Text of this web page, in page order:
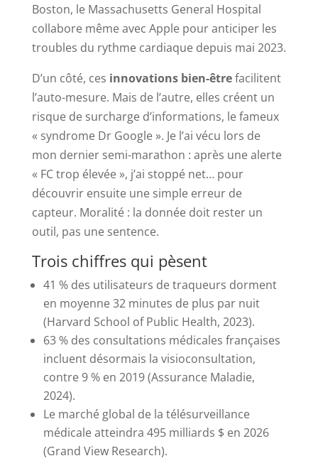
Boston, le Massachusetts General Hospital
collabore même avec Apple pour anticiper les
troubles du rythme cardiaque depuis mai 2023.
D’un côté, ces innovations bien-êtrefacilitent
l’auto-mesure. Mais de l’autre, elles créent un
risque de surcharge d’informations, le fameux
« syndrome Dr Google ». Je l’ai vécu lors de
mon dernier semi-marathon : après une alerte
« FC trop élevée », j’ai stoppé net… pour
découvrir ensuite une simple erreur de
capteur. Moralité : la donnée doit rester un
outil, pas une sentence.
Trois chiffres qui pèsent
41 % des utilisateurs de traqueurs dorment
en moyenne 32 minutes de plus par nuit
(Harvard School of Public Health, 2023).
63 % des consultations médicales françaises
incluent désormais la visioconsultation,
contre 9 % en 2019 (Assurance Maladie,
2024).
Le marché global de la télésurveillance
médicale atteindra 495 milliards $ en 2026
(Grand View Research).